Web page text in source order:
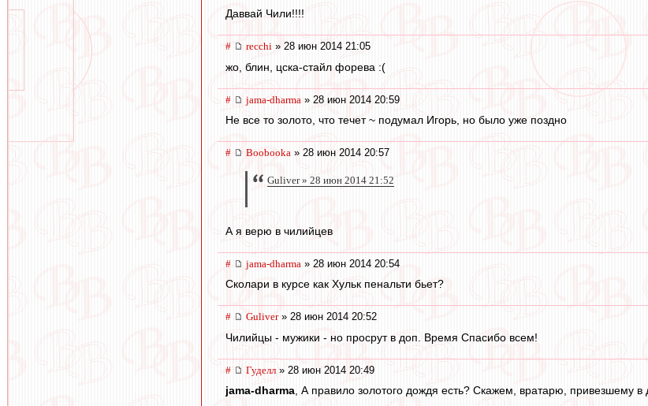
Даввай Чили!!!!
# recchi » 28 июн 2014 21:05
жо, блин, цска-стайл форева :(
# jama-dharma » 28 июн 2014 20:59
Не все то золото, что течет ~ подумал Игорь, но было уже поздно
# Boobooka » 28 июн 2014 20:57
Guliver » 28 июн 2014 21:52
А я верю в чилийцев
# jama-dharma » 28 июн 2014 20:54
Сколари в курсе как Хульк пенальти бьет?
# Guliver» 28 июн 2014 20:52
Чилийцы - мужики - но просрут в доп. Время Спасибо всем!
# Гуделл » 28 июн 2014 20:49
jama-dharma, А правило золотого дождя есть? Скажем, вратарю, привезшему